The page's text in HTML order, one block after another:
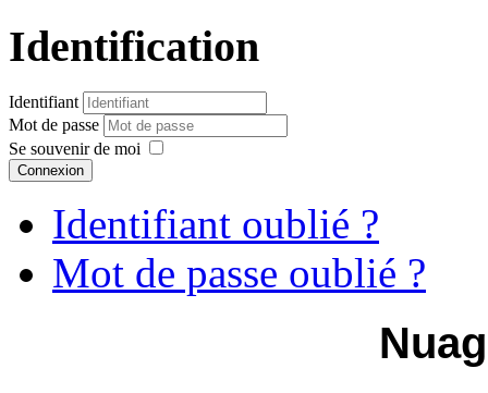
Identification
Identifiant
Mot de passe
Se souvenir de moi
Connexion
Identifiant oublié ?
Mot de passe oublié ?